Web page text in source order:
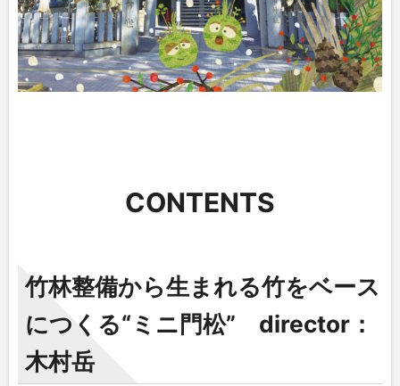
CONTENTS
竹林整備から生まれる竹をベース
につくる“ミニ門松” director：
木村岳